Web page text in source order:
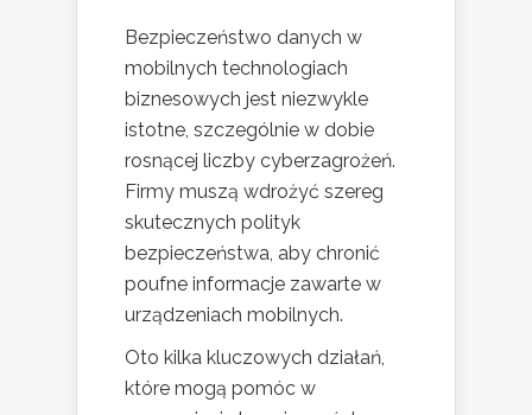
Bezpieczeństwo danych w
mobilnych technologiach
biznesowych jest niezwykle
istotne, szczególnie w dobie
rosnącej liczby cyberzagrożeń.
Firmy muszą wdrożyć szereg
skutecznych polityk
bezpieczeństwa, aby chronić
poufne informacje zawarte w
urządzeniach mobilnych.
Oto kilka kluczowych działań,
które mogą pomóc w